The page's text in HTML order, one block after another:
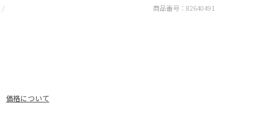
価格について
商品番号： 82640491